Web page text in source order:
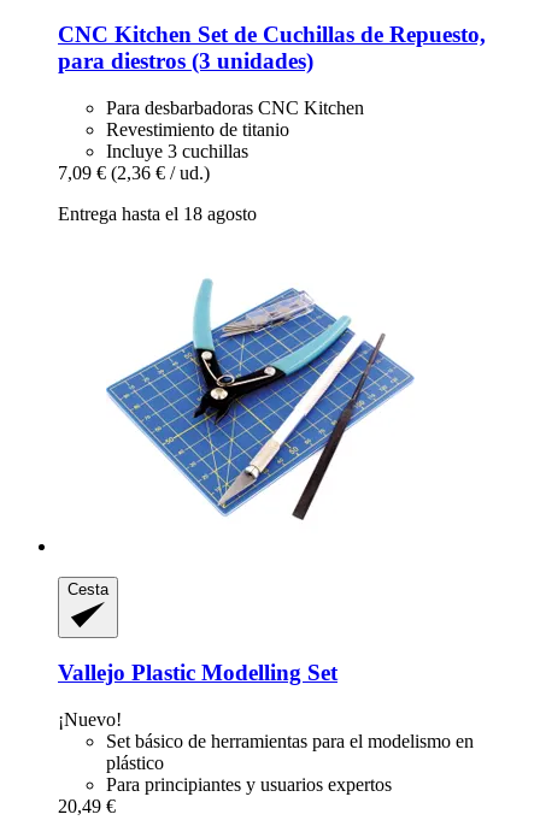
CNC Kitchen Set de Cuchillas de Repuesto,
para diestros (3 unidades)
Para desbarbadoras CNC Kitchen
Revestimiento de titanio
Incluye 3 cuchillas
7,09 € (2,36 € / ud.)
Entrega hasta el 18 agosto
Cesta
Vallejo Plastic Modelling Set
¡Nuevo!
Set básico de herramientas para el modelismo en
plástico
Para principiantes y usuarios expertos
20,49 €